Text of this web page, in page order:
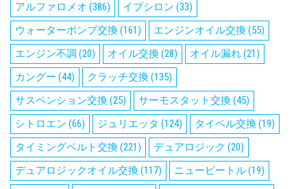
アルファロメオ (386) イプシロン (33)
ウォーターポンプ交換(161) エンジンオイル交換(55)
エンジン不調 (20) オイル交換(28) オイル漏れ(21)
カングー (44) クラッチ交換(135)
サスペンション交換(25) サーモスタット交換(45)
シトロエン (66) ジュリエッタ (124) タイベル交換(19)
タイミングベルト交換(221) デュアロジック (20)
デュアロジックオイル交換(117) ニュービートル(19)